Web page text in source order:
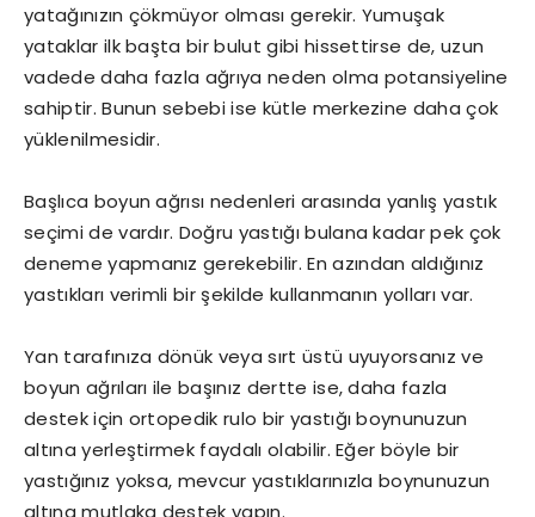
yatağınızın çökmüyor olması gerekir. Yumuşak
yataklar ilk başta bir bulut gibi hissettirse de, uzun
vadede daha fazla ağrıya neden olma potansiyeline
sahiptir. Bunun sebebi ise kütle merkezine daha çok
yüklenilmesidir.
Başlıca boyun ağrısı nedenleri arasında yanlış yastık
seçimi de vardır. Doğru yastığı bulana kadar pek çok
deneme yapmanız gerekebilir. En azından aldığınız
yastıkları verimli bir şekilde kullanmanın yolları var.
Yan tarafınıza dönük veya sırt üstü uyuyorsanız ve
boyun ağrıları ile başınız dertte ise, daha fazla
destek için ortopedik rulo bir yastığı boynunuzun
altına yerleştirmek faydalı olabilir. Eğer böyle bir
yastığınız yoksa, mevcur yastıklarınızla boynunuzun
altına mutlaka destek yapın.